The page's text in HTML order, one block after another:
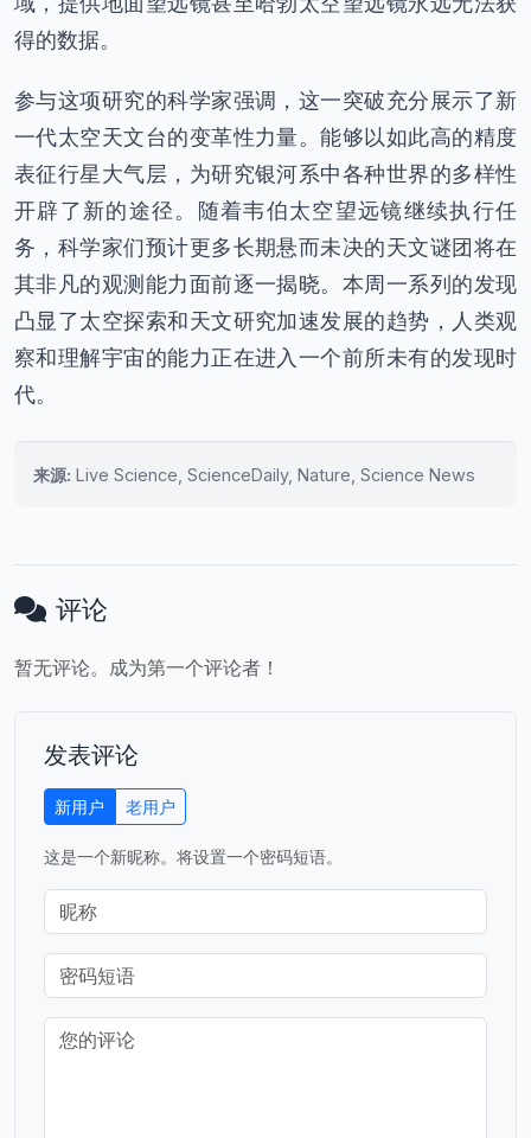
得的数据。
参与这项研究的科学家强调，这一突破充分展示了新
一代太空天文台的变革性力量。能够以如此高的精度
表征行星大气层，为研究银河系中各种世界的多样性
开辟了新的途径。随着韦伯太空望远镜继续执行任
务，科学家们预计更多长期悬而未决的天文谜团将在
其非凡的观测能力面前逐一揭晓。本周一系列的发现
凸显了太空探索和天文研究加速发展的趋势，人类观
察和理解宇宙的能力正在进入一个前所未有的发现时
代。
来源: Live Science, ScienceDaily, Nature, Science News
评论
暂无评论。成为第一个评论者！
发表评论
新用户 老用户
这是一个新昵称。将设置一个密码短语。